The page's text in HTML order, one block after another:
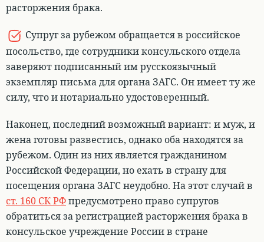
расторжения брака.
Супруг за рубежом обращается в российское
посольство, где сотрудники консульского отдела
заверяют подписанный им русскоязычный
экземпляр письма для органа ЗАГС. Он имеет ту же
силу, что и нотариально удостоверенный.
Наконец, последний возможный вариант: и муж, и
жена готовы развестись, однако оба находятся за
рубежом. Один из них является гражданином
Российской Федерации, но ехать в страну для
посещения органа ЗАГС неудобно. На этот случайв
ст. 160 СК РФпредусмотрено право супругов
обратиться за регистрацией расторжения брака в
консульское учреждение России в стране